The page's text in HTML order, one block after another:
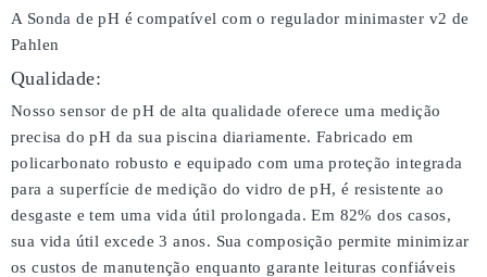
A Sonda de pH é compatível com o regulador minimaster v2 de
Pahlen
Qualidade:
Nosso sensor de pH de alta qualidade oferece uma medição
precisa do pH da sua piscina diariamente. Fabricado em
policarbonato robusto e equipado com uma proteção integrada
para a superfície de medição do vidro de pH, é resistente ao
desgaste e tem uma vida útil prolongada. Em 82% dos casos,
sua vida útil excede 3 anos. Sua composição permite minimizar
os custos de manutenção enquanto garante leituras confiáveis